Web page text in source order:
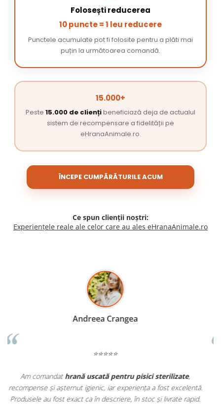
Folosești reducerea
10 puncte = 1 leu reducere
Punctele acumulate pot fi folosite pentru a plăti mai
puțin la următoarea comandă.
15.000+
Peste 15.000 de cliențibeneficiază deja de actualul
sistem de recompensare a fidelității pe
eHranaAnimale.ro.
ÎNCEPE CUMPĂRĂTURILE ACUM
Ce spun clienții noștri:
Experiențele reale ale celor care au ales eHranaAnimale.ro
Madalina Stancea
⭐⭐⭐⭐⭐
Apreciez foarte mult faptul că peehranaanimale.rogăsesc nu
doar hrană, ci și produse dinfarmacia veterinară:
antiparazitare, suplimente și soluții de îngrijire. Este foarte